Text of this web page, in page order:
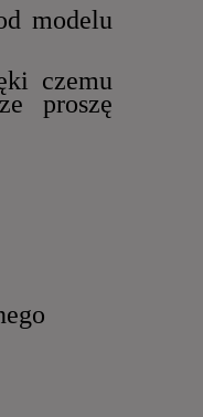
modelu
czemu
proszę